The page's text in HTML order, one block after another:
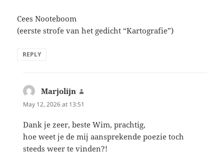
Cees Nooteboom
(eerste strofe van het gedicht “Kartografie”)
REPLY
Marjolijn
May 12, 2026 at 13:51
Dank je zeer, beste Wim, prachtig,
hoe weet je de mij aansprekende poezie toch
steeds weer te vinden?!